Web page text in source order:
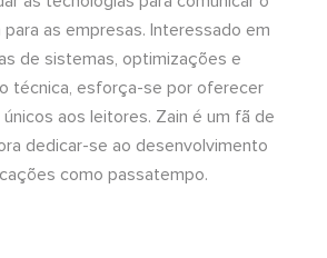
para as empresas. Interessado em
de sistemas, optimizações e
técnica, esforça-se por oferecer
aos leitores. Zain é um fã de
dedicar-se ao desenvolvimento
como passatempo.